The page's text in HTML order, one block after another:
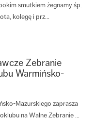
smutkiem żegnamy śp.
kolegę i prz...
Zebranie
Warmińsko-
Mazurskiego zaprasza
na Walne Zebranie ...